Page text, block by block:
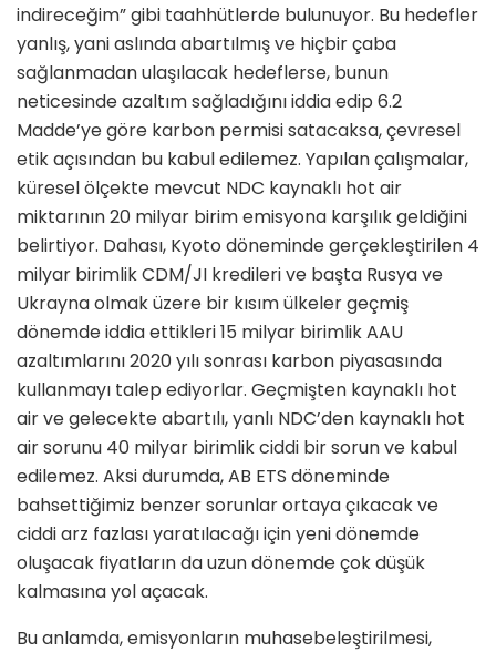
indireceğim” gibi taahhütlerde bulunuyor. Bu hedefler
yanlış, yani aslında abartılmış ve hiçbir çaba
sağlanmadan ulaşılacak hedeflerse, bunun
neticesinde azaltım sağladığını iddia edip 6.2
Madde’ye göre karbon permisi satacaksa, çevresel
etik açısından bu kabul edilemez. Yapılan çalışmalar,
küresel ölçekte mevcut NDC kaynaklı hot air
miktarının 20 milyar birim emisyona karşılık geldiğini
belirtiyor. Dahası, Kyoto döneminde gerçekleştirilen 4
milyar birimlik CDM/JI kredileri ve başta Rusya ve
Ukrayna olmak üzere bir kısım ülkeler geçmiş
dönemde iddia ettikleri 15 milyar birimlik AAU
azaltımlarını 2020 yılı sonrası karbon piyasasında
kullanmayı talep ediyorlar. Geçmişten kaynaklı hot
air ve gelecekte abartılı, yanlı NDC’den kaynaklı hot
air sorunu 40 milyar birimlik ciddi bir sorun ve kabul
edilemez. Aksi durumda, AB ETS döneminde
bahsettiğimiz benzer sorunlar ortaya çıkacak ve
ciddi arz fazlası yaratılacağı için yeni dönemde
oluşacak fiyatların da uzun dönemde çok düşük
kalmasına yol açacak.
Bu anlamda, emisyonların muhasebeleştirilmesi,